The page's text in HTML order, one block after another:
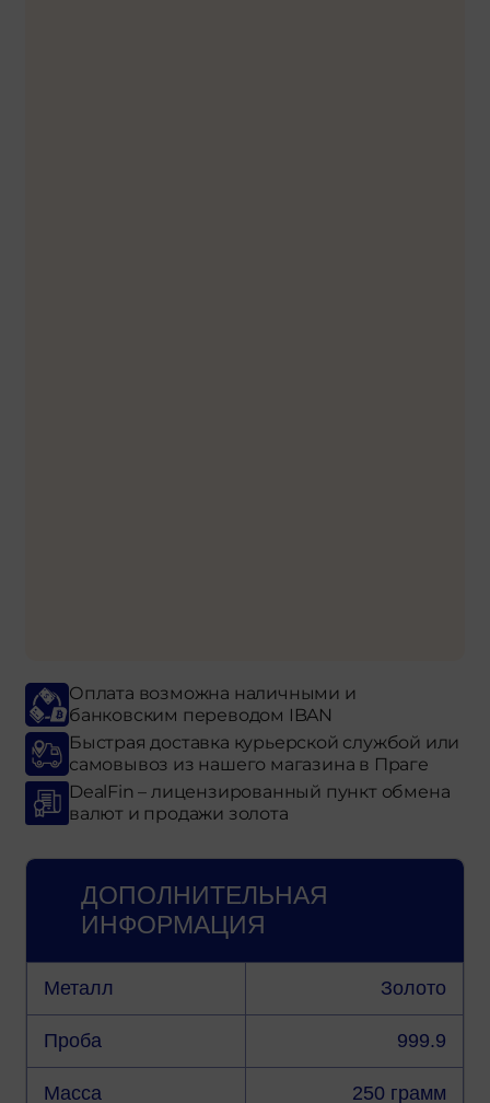
Оплата возможна наличными и
банковским переводом IBAN
Быстрая доставка курьерской службой или
самовывоз из нашего магазина в Праге
DealFin – лицензированный пункт обмена
валют и продажи золота
ДОПОЛНИТЕЛЬНАЯ
ИНФОРМАЦИЯ
Металл Золото
Проба 999.9
Масса 250 грамм